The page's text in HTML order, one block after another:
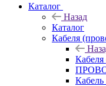
Каталог
Назад
Каталог
Кабеля
Кабеля